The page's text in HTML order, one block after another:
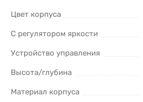
Цвет корпуса
С регулятором яркости
Устройство управления
Высота/глубина
Материал корпуса